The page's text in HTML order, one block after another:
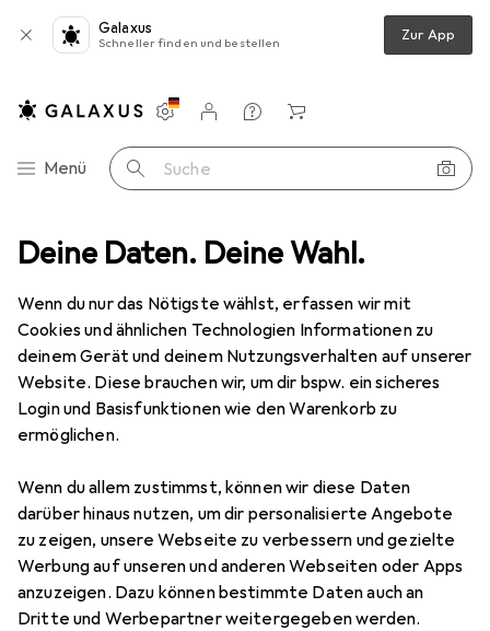
Deine Daten. Deine Wahl.
Wenn du nur das Nötigste wählst, erfassen wir mit
Cookies und ähnlichen Technologien Informationen zu
deinem Gerät und deinem Nutzungsverhalten auf unserer
Website. Diese brauchen wir, um dir bspw. ein sicheres
Login und Basisfunktionen wie den Warenkorb zu
ermöglichen.
Wenn du allem zustimmst, können wir diese Daten
darüber hinaus nutzen, um dir personalisierte Angebote
zu zeigen, unsere Webseite zu verbessern und gezielte
Werbung auf unseren und anderen Webseiten oder Apps
anzuzeigen. Dazu können bestimmte Daten auch an
Dritte und Werbepartner weitergegeben werden.
Galaxus
Schneller finden und bestellen Zur App
Navigation nach Kategorien
Menü Suche
Einstellungen
Kundenkonto
Vergleichslisten
Merklisten
Warenkorb
Fräsen + Hobeln Fräse Makita DRT 50
Makita DRT 50
Oberfräse
Hier findest du passendes Zubehör zum Produkt Makita
DRT 50.
Relevanz
Produktliste